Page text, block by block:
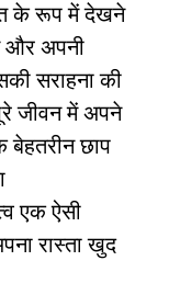
के रूप में देखने
और अपनी
सराहना की
जीवन में अपने
बेहतरीन छाप
एक ऐसी
रास्ता खुद